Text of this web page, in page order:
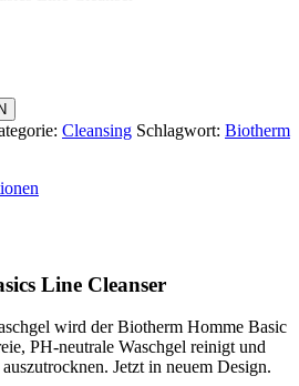
Cleansing Schlagwort: Biotherm
Line Cleanser
wird der Biotherm Homme Basic
PH-neutrale Waschgel reinigt und
Jetzt in neuem Design.